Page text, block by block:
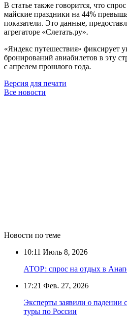
В статье также говорится, что
майские праздники на 44%
показатели. Это данные,
агрегаторе «Слетать.ру».
«Яндекс путешествия» фиксирует
бронирований авиабилетов в эту
с апрелем прошлого года.
Версия для печати
Все новости
Новости по теме
10:11 Июль 8, 2026
АТОР: спрос на отдых в
17:21 Фев. 27, 2026
Эксперты заявили о падении
туры по России